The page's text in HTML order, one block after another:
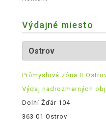
Výdajné miesto
Průmyslová zóna II
Výdaj nadrozmerných
Dolní Žďár 104
363 01 Ostrov